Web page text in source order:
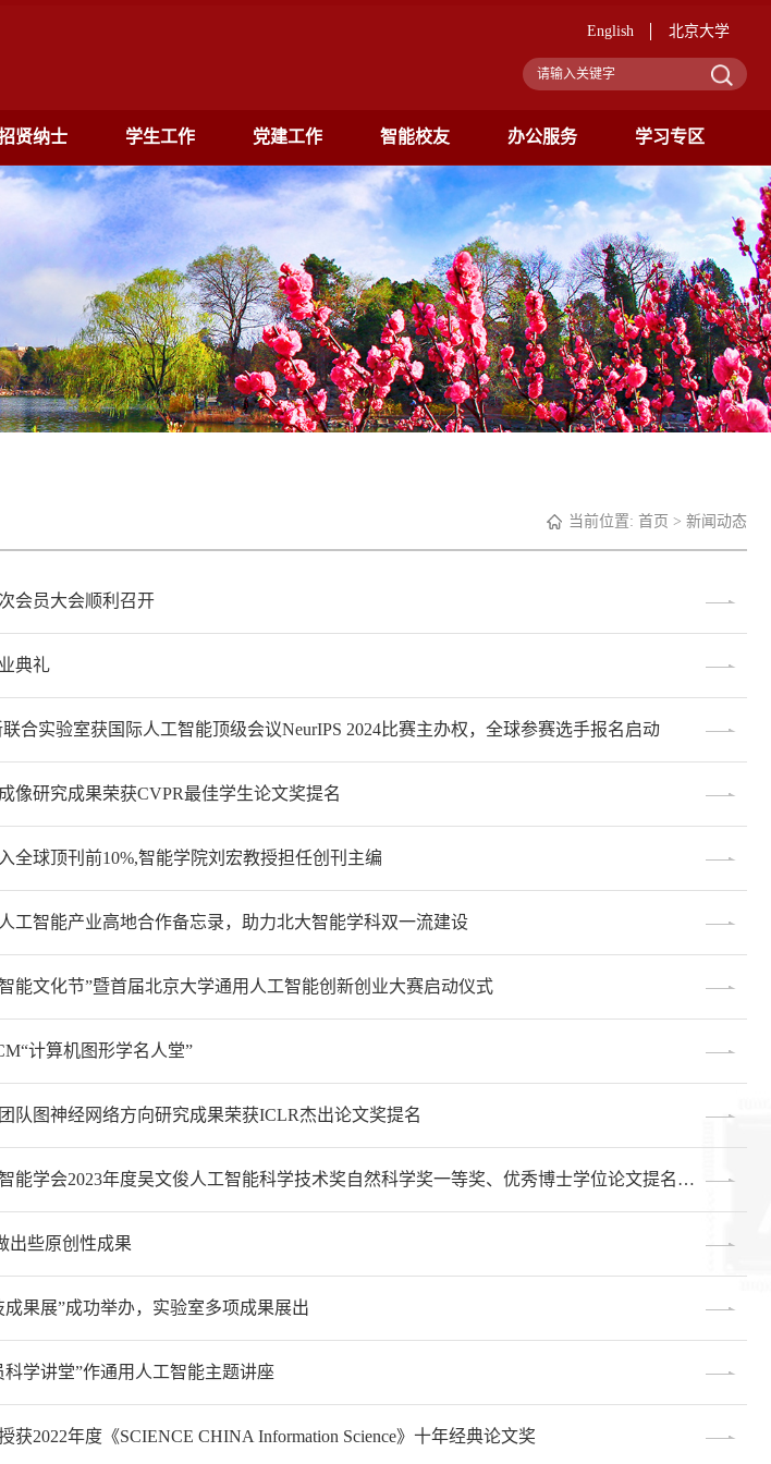
English 北京大学
贤纳士 学生工作 党建工作 智能校友 办公服务 学习专区
当前位置: 首页 > 新闻动态
会员大会顺利召开
典礼
合实验室获国际人工智能顶级会议NeurIPS 2024比赛主办权，全球参赛选手报名启动
像研究成果荣获CVPR最佳学生论文奖提名
全球顶刊前10%,智能学院刘宏教授担任创刊主编
工智能产业高地合作备忘录，助力北大智能学科双一流建设
能文化节”暨首届北京大学通用人工智能创新创业大赛启动仪式
计算机图形学名人堂”
队图神经网络方向研究成果荣获ICLR杰出论文奖提名
林宙辰教授团队获中国人工智能学会2023年度吴文俊人工智能科学技术奖自然科学奖一等奖、优秀博士学位论文提名奖！
出些原创性成果
果展”成功举办，实验室多项成果展出
学讲堂”作通用人工智能主题讲座
获2022年度《SCIENCE CHINA Information Science》十年经典论文奖